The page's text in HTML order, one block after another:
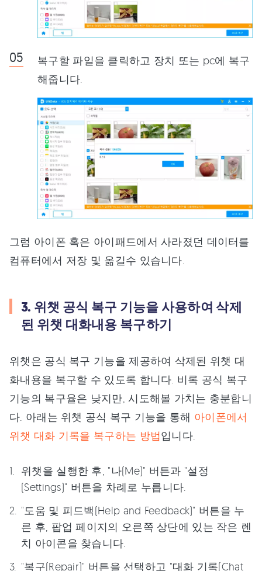
복구할 파일을 클릭하고 장치 또는 pc에 복구
해줍니다.
그럼 아이폰 혹은 아이패드에서 사라졌던 데이터를
컴퓨터에서 저장 및 옮길수 있습니다.
3. 위챗 공식 복구 기능을 사용하여 삭제
된 위챗 대화내용 복구하기
위챗은 공식 복구 기능을 제공하여 삭제된 위챗 대
화내용을 복구할 수 있도록 합니다. 비록 공식 복구
기능의 복구율은 낮지만, 시도해볼 가치는 충분합니
다. 아래는 위챗 공식 복구 기능을 통해 아이폰에서
위챗 대화 기록을 복구하는 방법입니다.
위챗을 실행한 후, "나(Me)" 버튼과 "설정
(Settings)" 버튼을 차례로 누릅니다.
"도움 및 피드백(Help and Feedback)" 버튼을 누
른 후, 팝업 페이지의 오른쪽 상단에 있는 작은 렌
치 아이콘을 찾습니다.
"복구(Repair)" 버튼을 선택하고 "대화 기록(Chat